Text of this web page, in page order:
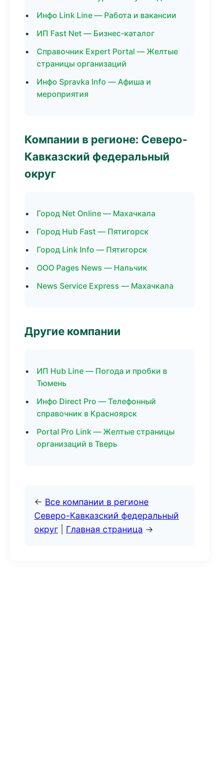
Инфо Link Line — Работа и вакансии
ИП Fast Net — Бизнес-каталог
Справочник Expert Portal — Желтые
страницы организаций
Инфо Spravka Info — Афиша и
мероприятия
Компании в регионе: Северо-
Кавказский федеральный
округ
Город Net Online — Махачкала
Город Hub Fast — Пятигорск
Город Link Info — Пятигорск
ООО Pages News — Нальчик
News Service Express — Махачкала
Другие компании
ИП Hub Line — Погода и пробки в
Тюмень
Инфо Direct Pro — Телефонный
справочник в Красноярск
Portal Pro Link — Желтые страницы
организаций в Тверь
← Все компании в регионе
Северо-Кавказский федеральный
округ
Главная страница →